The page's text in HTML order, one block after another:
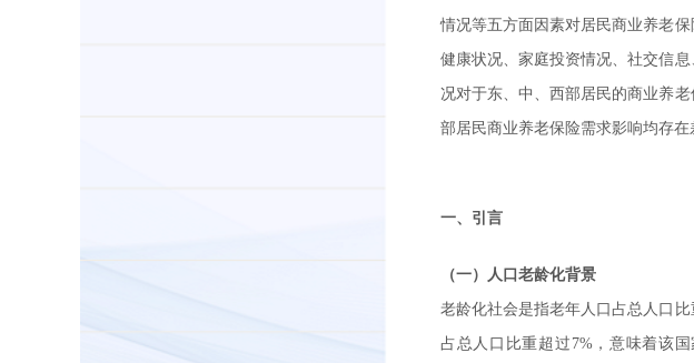
情况等五方面因素对居民商业养老
健康状况、家庭投资情况、社交信
况对于东、中、西部居民的商业养
部居民商业养老保险需求影响均存在
一、引言
（一）人口老龄化背景
老龄化社会是指老年人口占总人口
占总人口比重超过7%，意味着该